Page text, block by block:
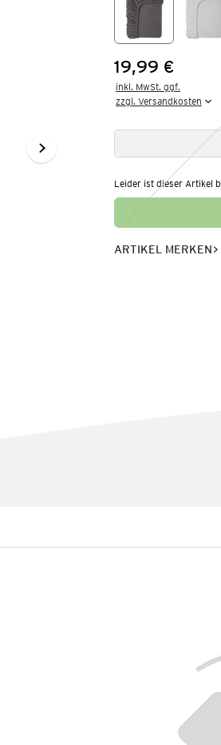
Preis:
19,99 €
inkl. MwSt. ggf.
zzgl. Versandkosten
Leider ist dieser Artikel
ARTIKEL MERKEN